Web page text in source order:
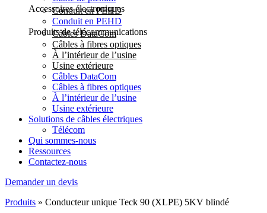
Accessoires électroniques
Conduit en PEHD
Conduit en PEHD
Produits de télécommunications
Câbles DataCom
Câbles à fibres optiques
À l’intérieur de l’usine
Usine extérieure
Câbles DataCom
Câbles à fibres optiques
À l’intérieur de l’usine
Usine extérieure
Solutions de câbles électriques
Télécom
Qui sommes-nous
Ressources
Contactez-nous
Demander un devis
Produits » Conducteur unique Teck 90 (XLPE) 5KV blindé